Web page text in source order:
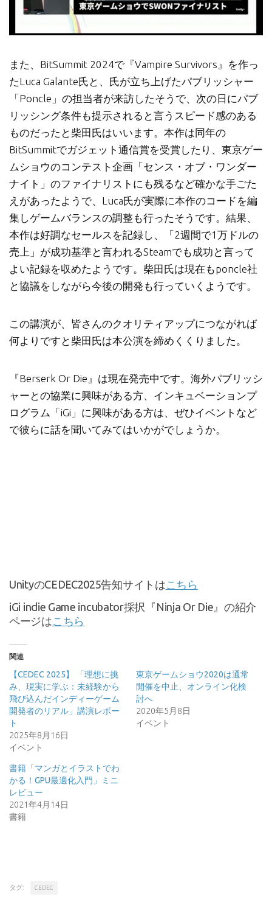
また、BitSummit 2024で『Vampire Survivors』を作っ
たLuca Galante氏と、氏が立ち上げたパブリッシャー
「Poncle」の担当者が来訪したそうで、次の日にパブ
リッシング条件も提示されると言うスピード感のある
ものだったと柴田氏はいいます。本作は同年の
BitSummitでガジェット通信賞を受賞したり、東京ゲー
ムショウのコンテスト企画「センス・オブ・ワンダー
ナイト」のファイナリストにも残るなど確かな手ごた
えがあったようで、Luca氏が実際に本作のコードを編
集しゲームバランスの調整も行ったそうです。結果、
本作は好調なセールスを記録し、「2週間で1万ドルの
売上」が成功基準と言われるSteamでも成功と言って
よい記録を収めたようです。柴田氏は現在もponcle社
と協議をしながら今後の開発も行っていくようです。
この講演が、皆さんのクオリティアップにつながれば
何よりですと柴田氏は本公演を締めくくりました。
『Berserk Or Die』は現在発売中です。海外パブリッシ
ャーとの協業に興味がある方、インキュベーションプ
ログラム「iGi」に興味がある方は、ぜひイベントなど
で彼らに話を聞いてみてはいかがでしょうか。
UnityのCEDEC2025告知サイトは こちら
iGi indie Game incubator採択『Ninja Or Die』の紹介
ページは こちら
関連
【CEDEC 2025】 「理想に挑
み、現実に学ぶ：未経験から
飛び込んだインディーゲーム
開発者のリアル」講演レポー
ト
2025年8月16日
イベント
東京ゲームショウ2020は通常
開催を中止、オンライン化検
討へ
2020年5月8日
イベント
書籍「マンガとイラストでわ
かる！GPU最適化入門」ミニ
レビュー
2021年4月14日
書籍
タグ: CEDEC